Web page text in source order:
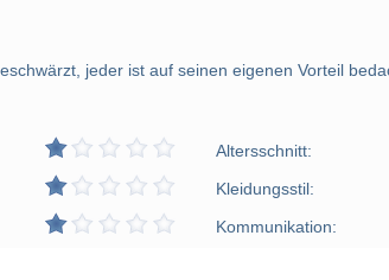
jeder ist auf seinen eigenen Vorteil
Altersschnitt:
Kleidungsstil:
Kommunikation: